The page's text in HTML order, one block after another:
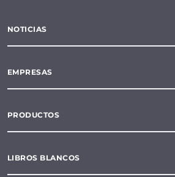
NOTICIAS
EMPRESAS
PRODUCTOS
LIBROS BLANCOS